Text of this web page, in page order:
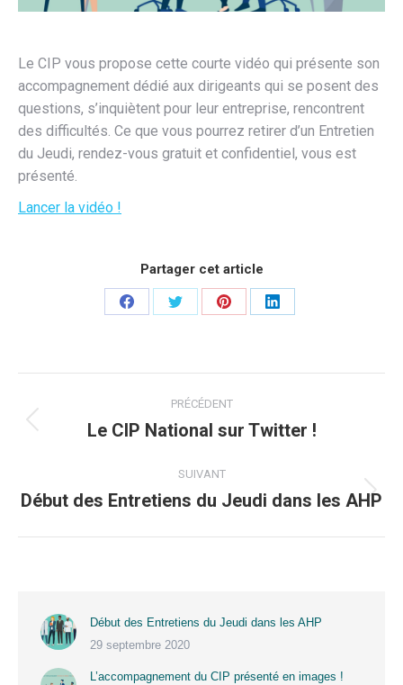
Le CIP vous propose cette courte vidéo qui présente son
accompagnement dédié aux dirigeants qui se posent des
questions, s’inquiètent pour leur entreprise, rencontrent
des difficultés. Ce que vous pourrez retirer d’un Entretien
du Jeudi, rendez-vous gratuit et confidentiel, vous est
présenté.
Lancer la vidéo !
Partager cet article
PartagerPartagerPartagerPartager
article
PRÉCÉDENT
Article
:
Le CIP National sur Twitter !
SUIVANT
Article
Début des Entretiens du Jeudi dans les AHP
Début des Entretiens du Jeudi dans les AHP
29 septembre 2020
L’accompagnement du CIP présenté en images !